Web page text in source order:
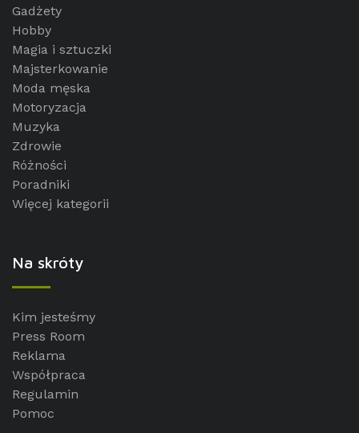
Gadżety
Hobby
Magia i sztuczki
Majsterkowanie
Moda męska
Motoryzacja
Muzyka
Zdrowie
Różności
Poradniki
Więcej kategorii
Na skróty
Kim jesteśmy
Press Room
Reklama
Współpraca
Regulamin
Pomoc